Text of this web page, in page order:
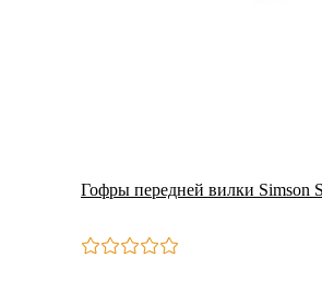
Гофры передней вилки Simson